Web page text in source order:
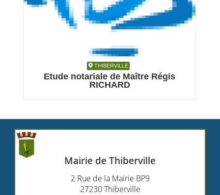
THIBERVILLE
THIBERVILLE
Etude notariale de Maître Régis
RICHARD
Mairie de Thiberville
2 Rue de la Mairie BP9
27230 Thiberville